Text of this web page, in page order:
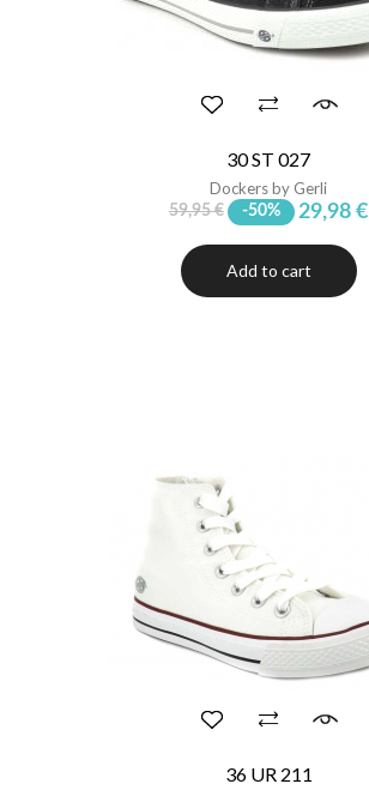
30 ST 027
Dockers by Gerli
59,95 € -50% 29,98 €
Add to cart
36 UR 211